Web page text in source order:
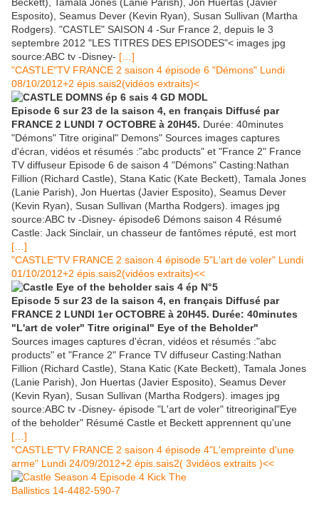
Esposito), Seamus Dever (Kevin Ryan), Susan Sullivan (Martha
Rodgers). "CASTLE" SAISON 4 -Sur France 2, depuis le 3
septembre 2012 "LES TITRES DES EPISODES"< images jpg
source:ABC tv -Disney- […]
"CASTLE"TV FRANCE 2 saison 4 épisode 6 "Démons" Lundi
08/10/2012+2 épis.sais2(vidéos extraits)<
Episode 6 sur 23 de la saison 4, en français Diffusé par
FRANCE 2 LUNDI 7 OCTOBRE à 20H45. Durée: 40minutes
"Démons" Titre original" Demons" Sources images captures
d'écran, vidéos et résumés :"abc products" et "France 2" France
TV diffuseur Episode 6 de saison 4 "Démons" Casting:Nathan
Fillion (Richard Castle), Stana Katic (Kate Beckett), Tamala Jones
(Lanie Parish), Jon Huertas (Javier Esposito), Seamus Dever
(Kevin Ryan), Susan Sullivan (Martha Rodgers). images jpg
source:ABC tv -Disney- épisode6 Démons saison 4 Résumé
Castle: Jack Sinclair, un chasseur de fantômes réputé, est mort
[…]
"CASTLE"TV FRANCE 2 saison 4 épisode 5"L'art de voler" Lundi
01/10/2012+2 épis.sais2(vidéos extraits)<<
Episode 5 sur 23 de la saison 4, en français Diffusé par
FRANCE 2 LUNDI 1er OCTOBRE à 20H45. Durée: 40minutes
"L'art de voler" Titre original" Eye of the Beholder"
Sources images captures d'écran, vidéos et résumés :"abc
products" et "France 2" France TV diffuseur Casting:Nathan
Fillion (Richard Castle), Stana Katic (Kate Beckett), Tamala Jones
(Lanie Parish), Jon Huertas (Javier Esposito), Seamus Dever
(Kevin Ryan), Susan Sullivan (Martha Rodgers). images jpg
source:ABC tv -Disney- épisode "L'art de voler" titreoriginal"Eye
of the beholder" Résumé Castle et Beckett apprennent qu'une
[…]
"CASTLE"TV FRANCE 2 saison 4 épisode 4"L'empreinte d'une
arme" Lundi 24/09/2012+2 épis.sais2( 3vidéos extraits )<<